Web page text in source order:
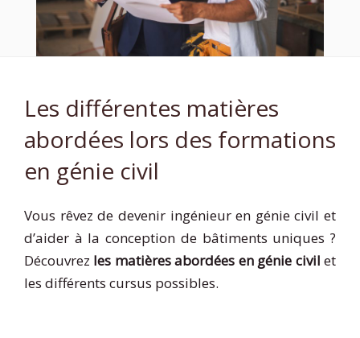
Les différentes matières
abordées lors des formations
en génie civil
Vous rêvez de devenir ingénieur en génie civil et
d’aider à la conception de bâtiments uniques ?
Découvrez les matières abordées en génie civilet
les différents cursus possibles.